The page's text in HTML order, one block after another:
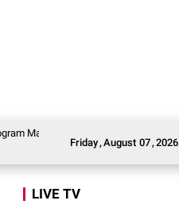
Friday,August 07,2026
Bergizi Gratis agar Tepat Sasaran
LIVE TV